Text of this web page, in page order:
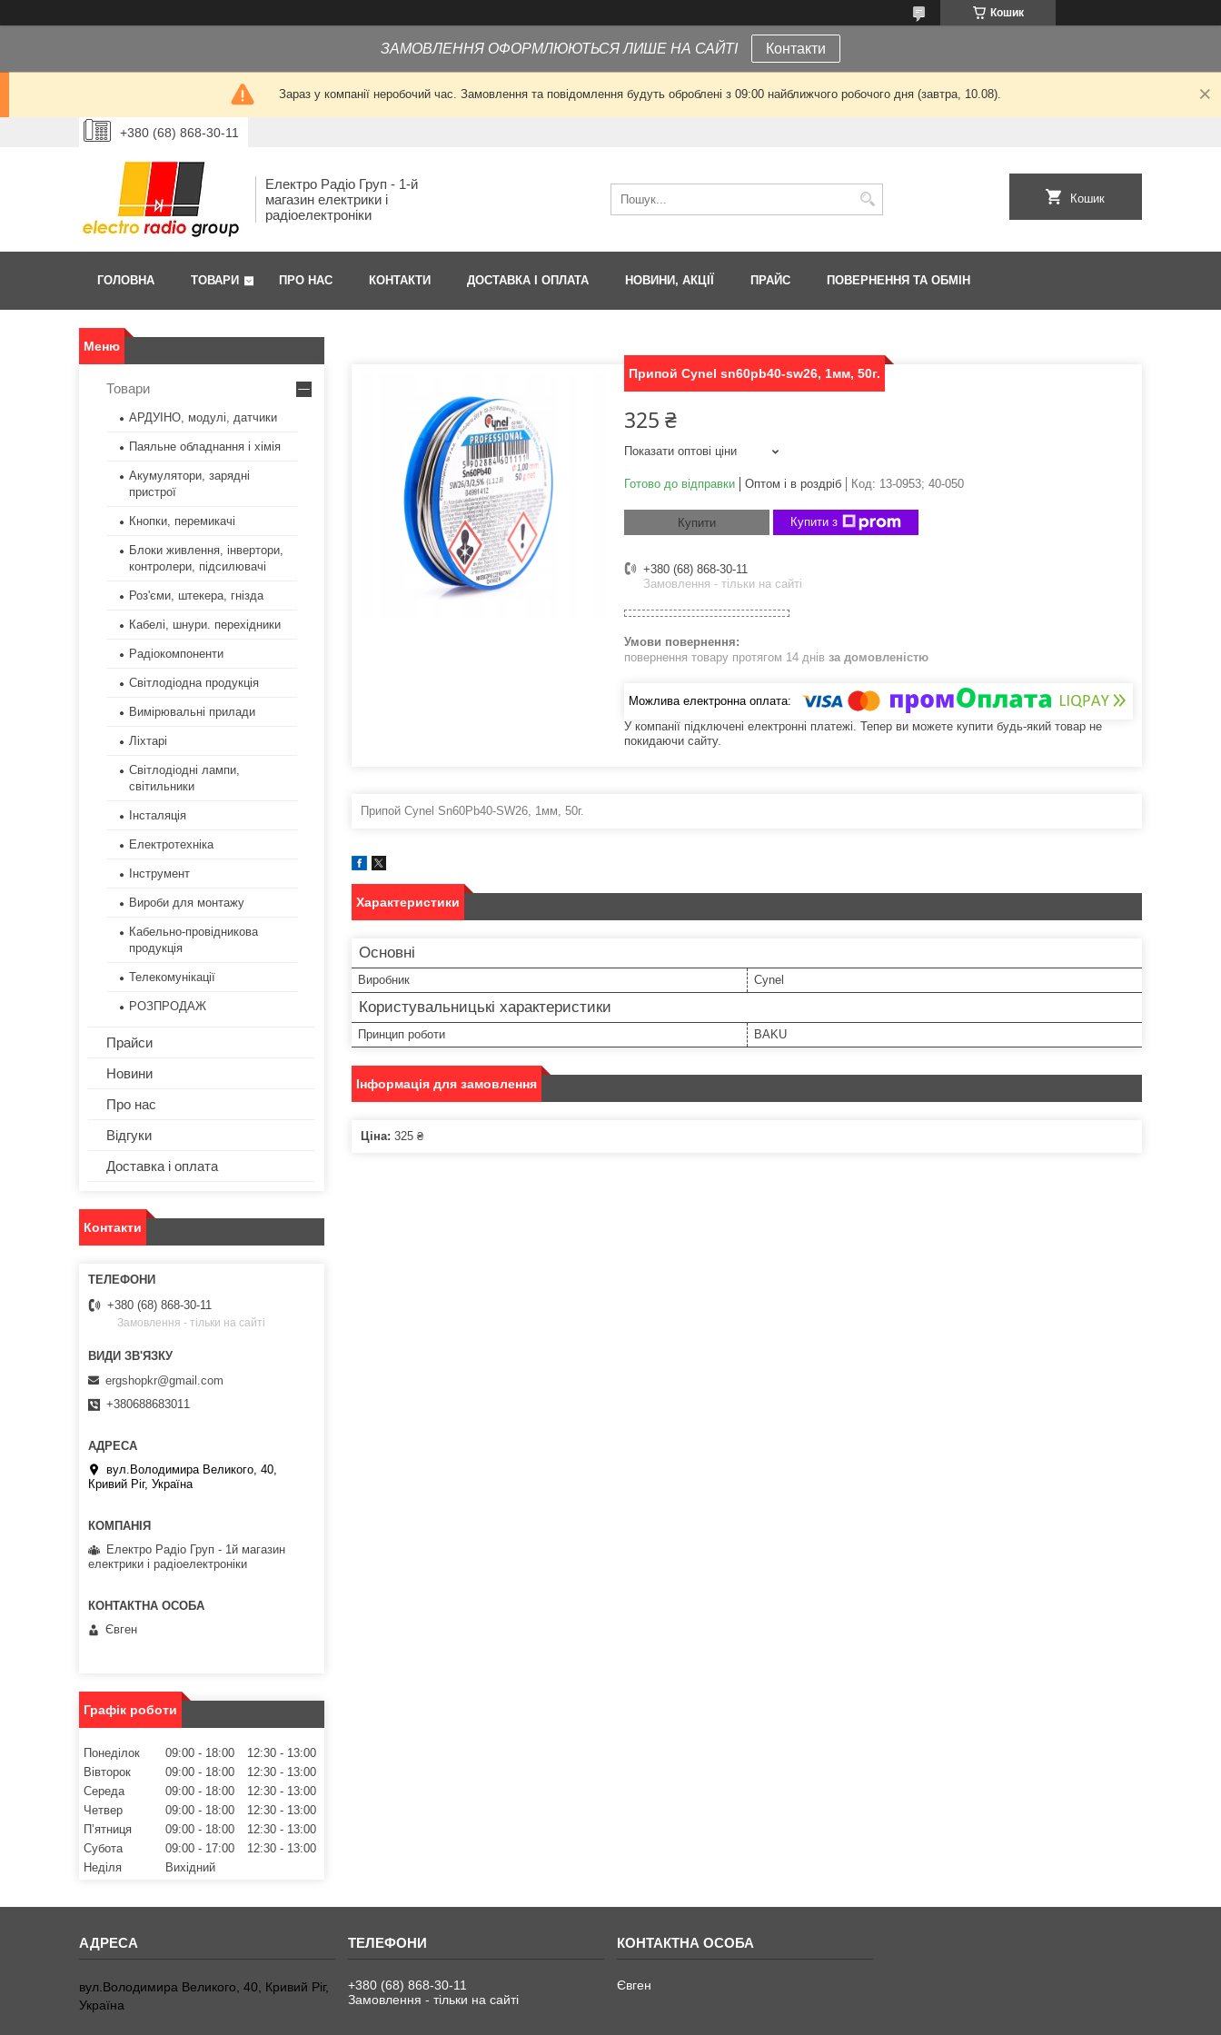
Кошик
ЗАМОВЛЕННЯ ОФОРМЛЮЮТЬСЯ ЛИШЕ НА САЙТІ Контакти
Зараз у компанії неробочий час. Замовлення та повідомлення будуть оброблені з 09:00 найближчого робочого дня (завтра, 10.08).
+380 (68) 868-30-11
Електро Радіо Груп - 1-й
магазин електрики і
радіоелектроніки
Кошик
ГОЛОВНА ТОВАРИ ПРО НАС КОНТАКТИ ДОСТАВКА І ОПЛАТА НОВИНИ, АКЦІЇ ПРАЙС ПОВЕРНЕННЯ ТА ОБМІН
Припой Cynel sn60pb40-sw26, 1мм, 50г.
325 ₴
Показати оптові ціни
Готово до відправки Оптом і в роздріб Код: 13-0953; 40-050
Купити Купити з
+380 (68) 868-30-11
Замовлення - тільки на сайті
повернення товару протягом 14 днів за домовленістю
У компанії підключені електронні платежі. Тепер ви можете купити будь-який товар не
покидаючи сайту.
Припой Cynel Sn60Pb40-SW26, 1мм, 50г.
Характеристики
Основні
Виробник Cynel
Користувальницькі характеристики
Принцип роботи BAKU
Інформація для замовлення
Ціна: 325 ₴
Товари
АРДУІНО, модулі, датчики
Паяльне обладнання і хімія
Акумулятори, зарядні
пристрої
Кнопки, перемикачі
Блоки живлення, інвертори,
контролери, підсилювачі
Роз'єми, штекера, гнізда
Кабелі, шнури. перехідники
Радіокомпоненти
Світлодіодна продукція
Вимірювальні прилади
Ліхтарі
Світлодіодні лампи,
світильники
Інсталяція
Електротехніка
Інструмент
Вироби для монтажу
Кабельно-провідникова
продукція
Телекомунікації
РОЗПРОДАЖ
Прайси
Новини
Про нас
Відгуки
Доставка і оплата
Контакти
+380 (68) 868-30-11
Замовлення - тільки на сайті
ergshopkr@gmail.com
+380688683011
вул.Володимира Великого, 40,
Кривий Ріг, Україна
Електро Радіо Груп - 1й магазин
електрики і радіоелектроніки
Євген
Графік роботи
Понеділок 09:00 18:00 12:30
13:00
Вівторок
09:00 18:00 12:30
13:00
Середа
09:00 18:00 12:30
13:00
Четвер
09:00 18:00 12:30
13:00
Пʼятниця
09:00 18:00 12:30
13:00
Субота
09:00 17:00 12:30
13:00
Неділя
Вихідний
вул.Володимира Великого, 40, Кривий Ріг,
Україна
+380 (68) 868-30-11
Замовлення - тільки на сайті
Євген